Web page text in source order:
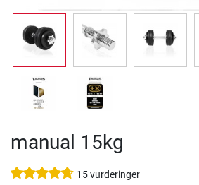
manual 15kg
15 vurderinger